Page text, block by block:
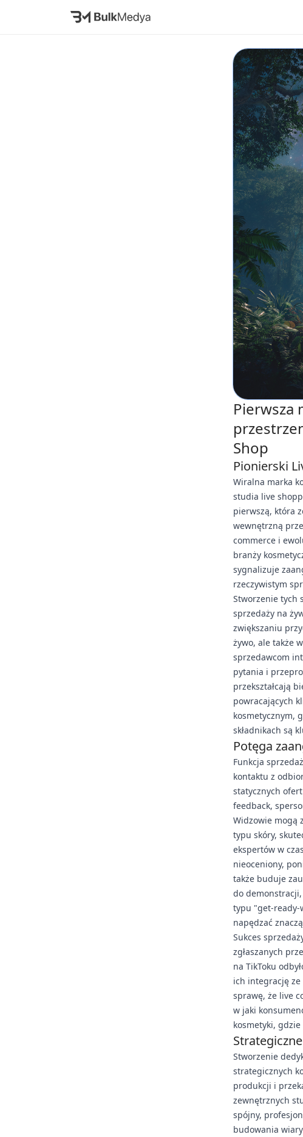
Pierwsza
Shop
Pionierski
Wiralna marka
studia live
pierwszą, która
wewnętrzną
commerce i
branży
sygnalizuje
rzeczywistym
Stworzenie tych
sprzedaży na
zwiększaniu
żywo, ale także
sprzedawcom
pytania i
przekształcają
powracających
kosmetycznym,
składnikach są
Potęga
Funkcja
kontaktu z
statycznych
feedback,
Widzowie mogą
typu skóry,
ekspertów w
nieoceniony,
także buduje
do
typu "get-ready-
napędzać
Sukces
zgłaszanych
na TikToku
ich integrację
sprawę, że live
w jaki
kosmetyki,
Stworzenie
strategicznych
produkcji i
zewnętrznych
spójny,
budowania